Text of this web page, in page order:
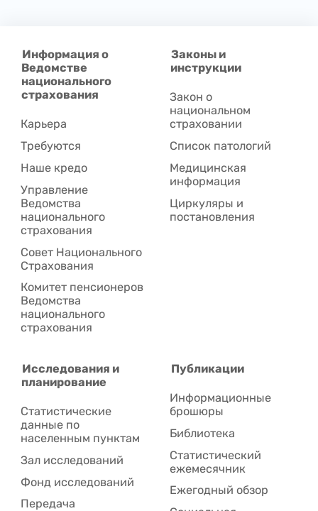
Информация о
Ведомстве
национального
страхования
Карьера
Требуются
Наше кредо
Управление
Ведомства
национального
страхования
Совет Национального
Cтрахования
Комитет пенсионеров
Ведомства
национального
страхования
Законы и
инструкции
Закон о
национальном
страховании
Список патологий
Медицинская
информация
Циркуляры и
постановления
Исследования и
планирование
Статистические
данные по
населенным пунктам
Зал исследований
Фонд исследований
Передача
Публикации
Информационные
брошюры
Библиотека
Статистический
ежемесячник
Ежегодный обзор